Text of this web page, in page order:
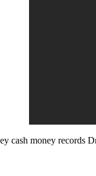
cash money records